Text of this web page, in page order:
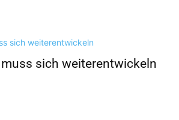
sich weiterentwickeln